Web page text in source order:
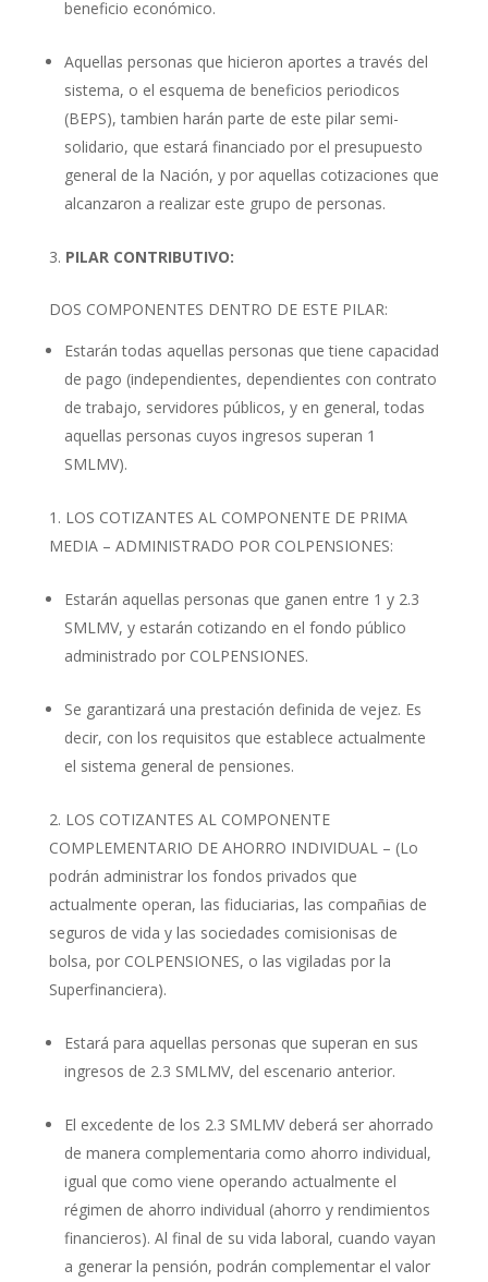
beneficio económico.
Aquellas personas que hicieron aportes a través del
sistema, o el esquema de beneficios periodicos
(BEPS), tambien harán parte de este pilar semi-
solidario, que estará financiado por el presupuesto
general de la Nación, y por aquellas cotizaciones que
alcanzaron a realizar este grupo de personas.
PILAR CONTRIBUTIVO:
DOS COMPONENTES DENTRO DE ESTE PILAR:
Estarán todas aquellas personas que tiene capacidad
de pago (independientes, dependientes con contrato
de trabajo, servidores públicos, y en general, todas
aquellas personas cuyos ingresos superan 1
SMLMV).
LOS COTIZANTES AL COMPONENTE DE PRIMA
MEDIA – ADMINISTRADO POR COLPENSIONES:
Estarán aquellas personas que ganen entre 1 y 2.3
SMLMV, y estarán cotizando en el fondo público
administrado por COLPENSIONES.
Se garantizará una prestación definida de vejez. Es
decir, con los requisitos que establece actualmente
el sistema general de pensiones.
LOS COTIZANTES AL COMPONENTE
COMPLEMENTARIO DE AHORRO INDIVIDUAL – (Lo
podrán administrar los fondos privados que
actualmente operan, las fiduciarias, las compañias de
seguros de vida y las sociedades comisionisas de
bolsa, por COLPENSIONES, o las vigiladas por la
Superfinanciera).
Estará para aquellas personas que superan en sus
ingresos de 2.3 SMLMV, del escenario anterior.
El excedente de los 2.3 SMLMV deberá ser ahorrado
de manera complementaria como ahorro individual,
igual que como viene operando actualmente el
régimen de ahorro individual (ahorro y rendimientos
financieros). Al final de su vida laboral, cuando vayan
a generar la pensión, podrán complementar el valor